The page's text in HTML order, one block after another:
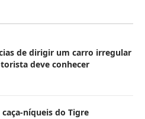
de dirigir um carro irregular
deve conhecer
níqueis do Tigre